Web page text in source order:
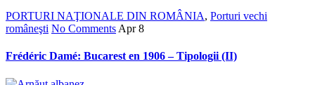
PORTURI NAŢIONALE DIN ROMÂNIA, Porturi vechi
româneşti No Comments Apr 8
Frédéric Damé: Bucarest en 1906 – Tipologii (II)